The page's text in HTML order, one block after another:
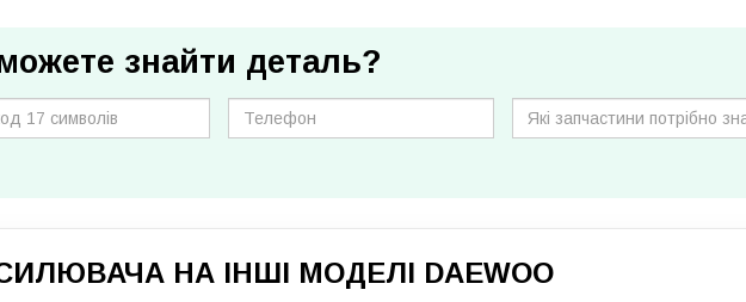
знайти деталь?
НА ІНШІ МОДЕЛІ DAEWOO